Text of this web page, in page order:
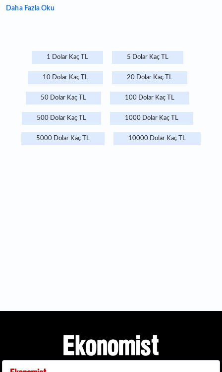
Daha Fazla Oku
1 Dolar Kaç TL 5 Dolar Kaç TL
10 Dolar Kaç TL 20 Dolar Kaç TL
50 Dolar Kaç TL 100 Dolar Kaç TL
500 Dolar Kaç TL 1000 Dolar Kaç TL
5000 Dolar Kaç TL 10000 Dolar Kaç TL